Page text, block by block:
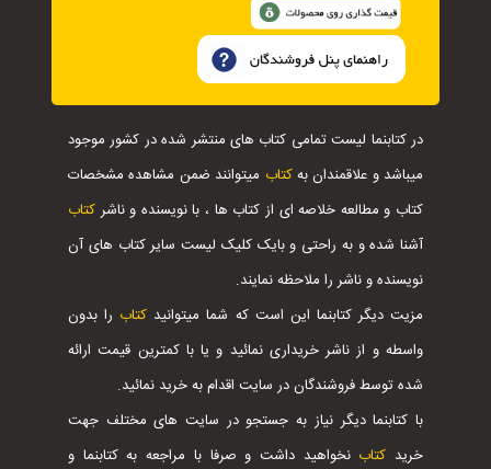
در کتابنما لیست تمامی کتاب های منتشر شده در کشور موجود
میباشد و علاقمندان بهکتاب میتوانند ضمن مشاهده مشخصات
کتاب و مطالعه خلاصه ای از کتاب ها ، با نویسنده و ناشر کتاب
آشنا شده و به راحتی و بایک کلیک لیست سایر کتاب های آن
نویسنده و ناشر را ملاحظه نمایند.
مزیت دیگر کتابنما این است که شما میتوانید کتاب را بدون
واسطه و از ناشر خریداری نمائید و یا با کمترین قیمت ارائه
شده توسط فروشندگان در سایت اقدام به خرید نمائید.
با کتابنما دیگر نیاز به جستجو در سایت های مختلف جهت
خرید کتابنخواهید داشت و صرفا با مراجعه به کتابنما و